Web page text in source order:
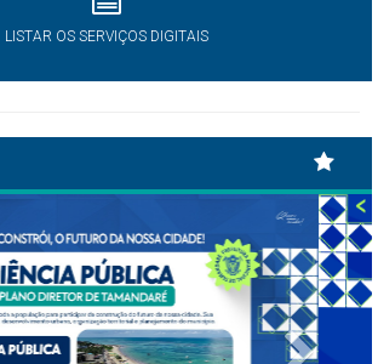
LISTAR OS SERVIÇOS DIGITAIS